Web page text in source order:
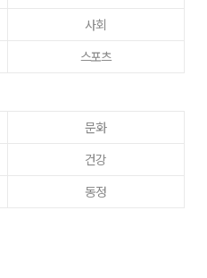
사회
스포츠
문화
건강
동정